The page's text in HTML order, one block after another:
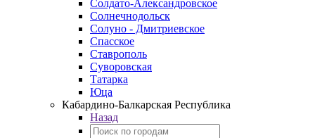
Солдато-Александровское
Солнечнодольск
Солуно - Дмитриевское
Спасское
Ставрополь
Суворовская
Татарка
Юца
Кабардино‑Балкарская Республика
Назад